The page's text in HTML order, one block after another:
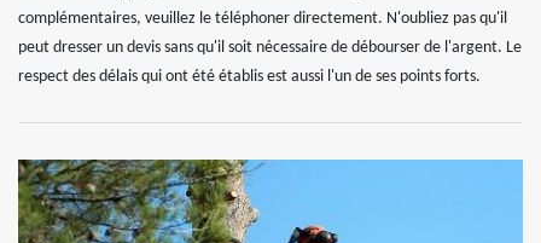
complémentaires, veuillez le téléphoner directement. N'oubliez pas qu'il
peut dresser un devis sans qu'il soit nécessaire de débourser de l'argent. Le
respect des délais qui ont été établis est aussi l'un de ses points forts.